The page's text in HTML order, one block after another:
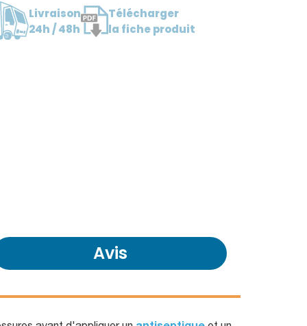
Livraison
24h / 48h
Télécharger
la fiche produit
Avis